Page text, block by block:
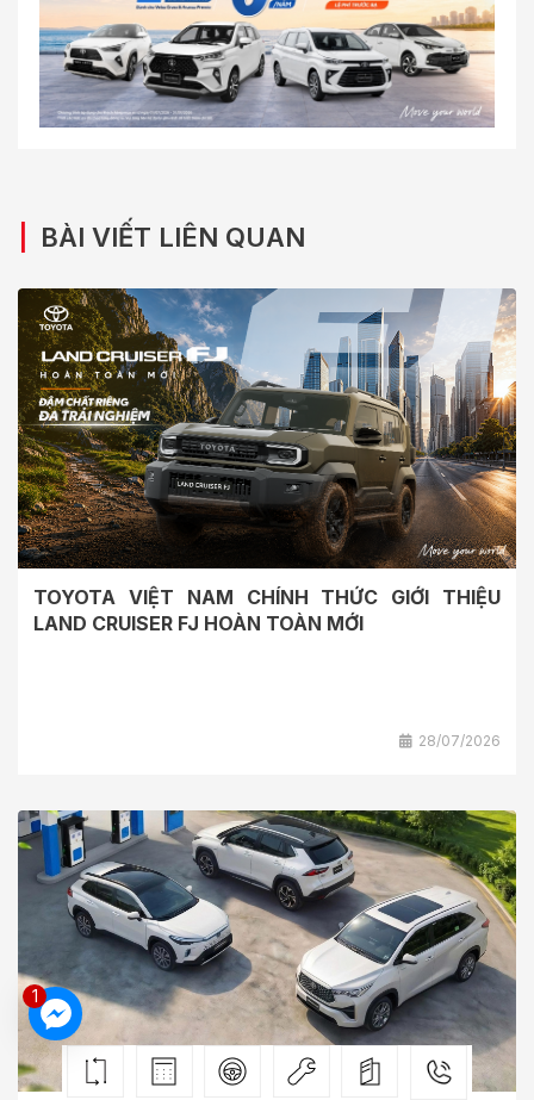
BÀI VIẾT LIÊN QUAN
TOYOTA VIỆT NAM CHÍNH THỨC GIỚI THIỆU
LAND CRUISER FJ HOÀN TOÀN MỚI
28/07/2026
1